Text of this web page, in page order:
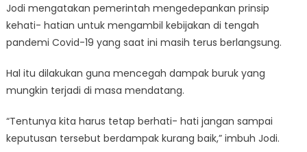
Jodi mengatakan pemerintah mengedepankan prinsip
kehati- hatian untuk mengambil kebijakan di tengah
pandemi Covid-19 yang saat ini masih terus berlangsung.
Hal itu dilakukan guna mencegah dampak buruk yang
mungkin terjadi di masa mendatang.
“Tentunya kita harus tetap berhati- hati jangan sampai
keputusan tersebut berdampak kurang baik,” imbuh Jodi.